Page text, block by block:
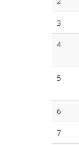
3
4
5
6
7